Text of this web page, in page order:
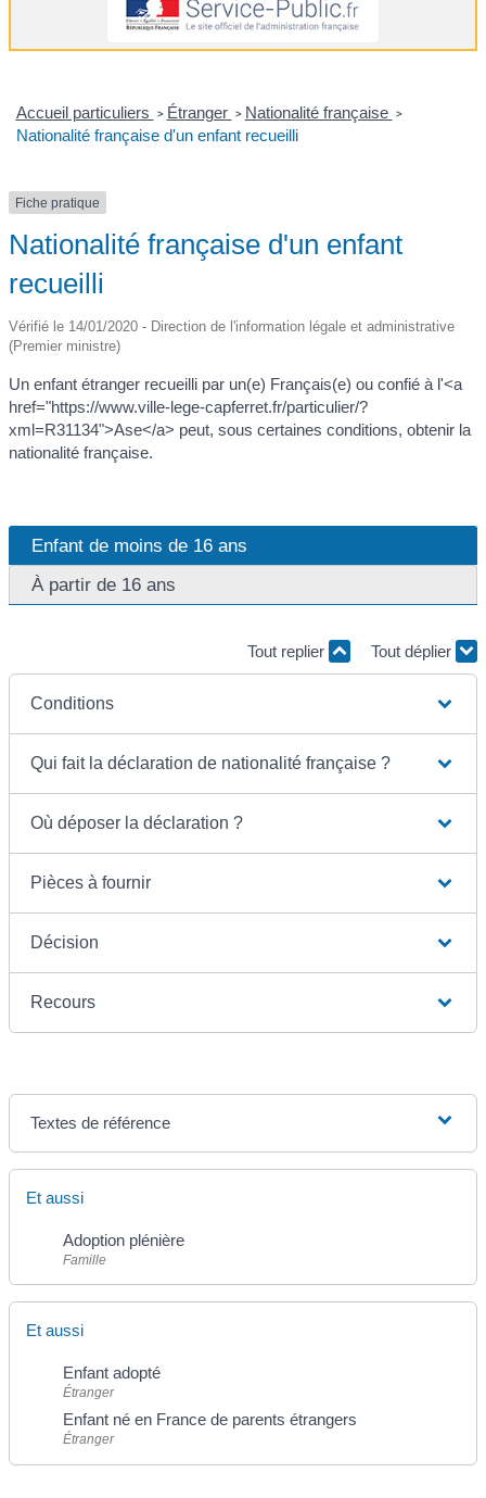
Accueil particuliers > Étranger > Nationalité française >
Nationalité française d'un enfant recueilli
Fiche pratique
Nationalité française d'un enfant
recueilli
Vérifié le 14/01/2020 - Direction de l'information légale et administrative
(Premier ministre)
Un enfant étranger recueilli par un(e) Français(e) ou confié à l'<a
href="https://www.ville-lege-capferret.fr/particulier/?
xml=R31134">Ase</a> peut, sous certaines conditions, obtenir la
nationalité française.
Enfant de moins de 16 ans
À partir de 16 ans
Tout replier Tout déplier
Conditions
Qui fait la déclaration de nationalité française ?
Où déposer la déclaration ?
Pièces à fournir
Décision
Recours
Textes de référence
Et aussi
Adoption plénière
Famille
Et aussi
Enfant adopté
Étranger
Enfant né en France de parents étrangers
Étranger